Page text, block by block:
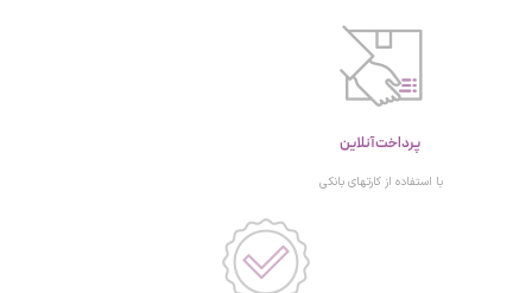
پرداخت آنلاین
با استفاده از کارتهای بانکی